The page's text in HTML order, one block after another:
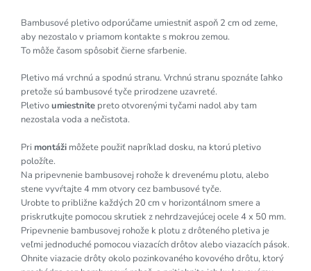
Bambusové pletivo odporúčame umiestniť aspoň 2 cm od zeme,
aby nezostalo v priamom kontakte s mokrou zemou.
To môže časom spôsobiť čierne sfarbenie.
Pletivo má vrchnú a spodnú stranu. Vrchnú stranu spoznáte ľahko
pretože sú bambusové tyče prirodzene uzavreté.
Pletivoumiestnite preto otvorenými tyčami nadol aby tam
nezostala voda a nečistota.
Pri montáži môžete použiť napríklad dosku, na ktorú pletivo
položíte.
Na pripevnenie bambusovej rohože k drevenému plotu, alebo
stene vyvŕtajte 4 mm otvory cez bambusové tyče.
Urobte to približne každých 20 cm v horizontálnom smere a
priskrutkujte pomocou skrutiek z nehrdzavejúcej ocele 4 x 50 mm.
Pripevnenie bambusovej rohože k plotu z drôteného pletiva je
veľmi jednoduché pomocou viazacích drôtov alebo viazacích pások.
Ohnite viazacie drôty okolo pozinkovaného kovového drôtu, ktorý